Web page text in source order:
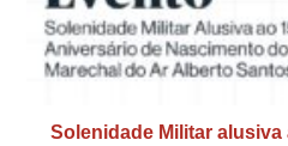
Solenidade Militar alusiva